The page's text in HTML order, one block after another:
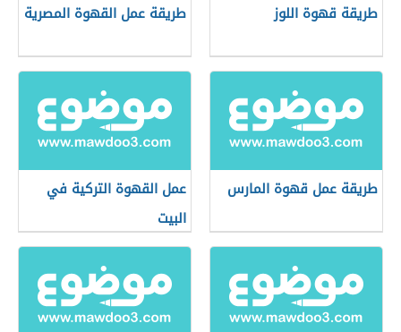
طريقة قهوة اللوز طريقة عمل القهوة المصرية
طريقة عمل قهوة المارس
عمل القهوة التركية في
البيت